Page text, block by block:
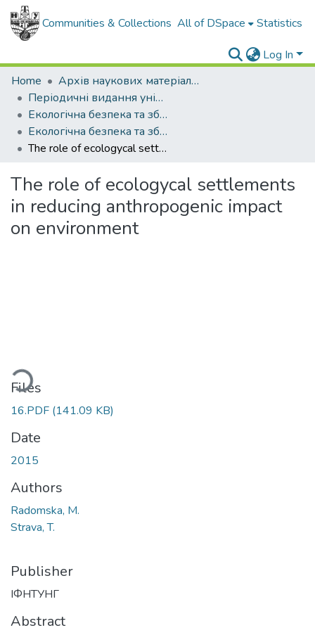
Communities & Collections All of DSpace Statistics
Log In
Home
Архів наукових матеріалів
Періодичні видання університету
Екологічна безпека та збалансоване ресурсокористування
Екологічна безпека та збалансоване ресурсокористування - 2015. - №2 (12)
The role of ecologycal settlements in reducing anthropogenic impact on environment
The role of ecologycal settlements
in reducing anthropogenic impact
on environment
Files
16.PDF (141.09 KB)
Date
2015
Authors
Radomska, M.
Strava, T.
Publisher
ІФНТУНГ
Abstract